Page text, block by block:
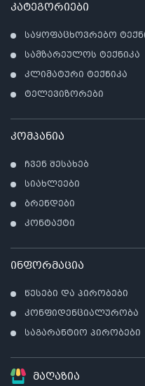
კატეგორიები
საყოფაცხოვრებო
სამზარეულოს ტექნიკა
კლიმატური ტექნიკა
ტელევიზორები
კომპანია
ჩვენ შესახებ
სიახლეები
ბრენდები
კონტაქტი
ინფორმაცია
წესები და პირობები
კონფიდენციალურობა
საგარანტიო პირობები
მაღაზია